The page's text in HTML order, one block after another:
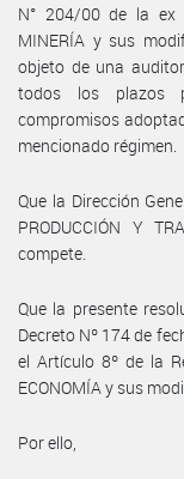
N° 204/00 de la ex
MINERÍA y sus
objeto de una
todos los plazos
compromisos
mencionado régimen.
Que la Dirección
PRODUCCIÓN Y
compete.
Que la presente
Decreto Nº 174 de
el Artículo 8º de la
ECONOMÍA y sus
Por ello,